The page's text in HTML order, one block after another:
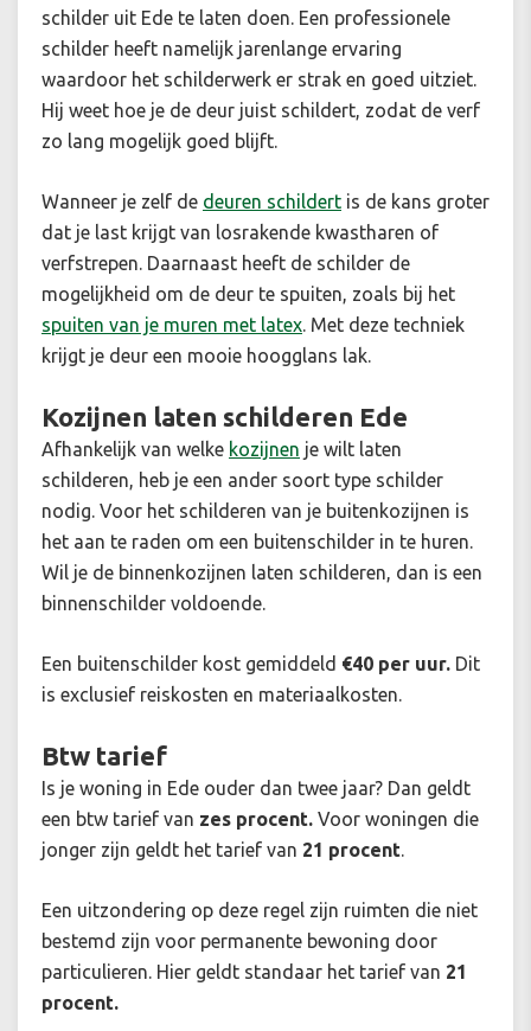
schilder uit Ede te laten doen. Een professionele
schilder heeft namelijk jarenlange ervaring
waardoor het schilderwerk er strak en goed uitziet.
Hij weet hoe je de deur juist schildert, zodat de verf
zo lang mogelijk goed blijft.
Wanneer je zelf de deuren schildert is de kans groter
dat je last krijgt van losrakende kwastharen of
verfstrepen. Daarnaast heeft de schilder de
mogelijkheid om de deur te spuiten, zoals bij het
spuiten van je muren met latex. Met deze techniek
krijgt je deur een mooie hoogglans lak.
Kozijnen laten schilderen Ede
Afhankelijk van welke kozijnen je wilt laten
schilderen, heb je een ander soort type schilder
nodig. Voor het schilderen van je buitenkozijnen is
het aan te raden om een buitenschilder in te huren.
Wil je de binnenkozijnen laten schilderen, dan is een
binnenschilder voldoende.
Een buitenschilder kost gemiddeld €40 per uur. Dit
is exclusief reiskosten en materiaalkosten.
Btw tarief
Is je woning in Ede ouder dan twee jaar? Dan geldt
een btw tarief van zes procent. Voor woningen die
jonger zijn geldt het tarief van 21 procent.
Een uitzondering op deze regel zijn ruimten die niet
bestemd zijn voor permanente bewoning door
particulieren. Hier geldt standaar het tarief van 21
procent.